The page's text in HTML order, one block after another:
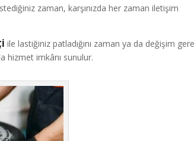
zaman, karşınızda her zaman iletişim
ile lastiğiniz patladığını zaman ya da değişim
hizmet imkânı sunulur.